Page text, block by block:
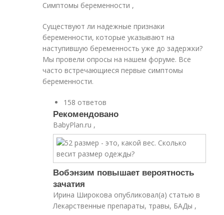
Симптомы беременности ,
Существуют ли надежные признаки
беременности, которые указывают на
наступившую беременность уже до задержки?
Мы провели опросы на нашем форуме. Все
часто встречающиеся первые симптомы
беременности.
158 ответов
Рекомендовано
BabyPlan.ru ,
Вобэнзим повышает вероятность
зачатия
Ирина Широкова опубликовал(а) статью в
Лекарственные препараты, травы, БАДы ,